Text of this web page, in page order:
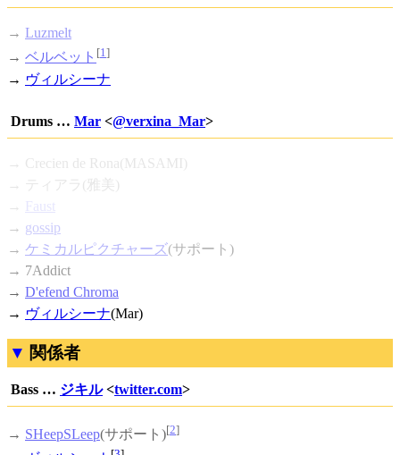
→ Luzmelt
→ ベルベット [1]
→ ヴィルシーナ
Drums … Mar <@verxina_Mar>
→ Crecien de Rona(MASAMI)
→ ティアラ(雅美)
→ Faust
→ gossip
→ ケミカルピクチャーズ(サポート)
→ 7Addict
→ D'efend Chroma
→ ヴィルシーナ(Mar)
関係者
Bass … ジキル<twitter.com>
→ SHeepSLeep(サポート)[2]